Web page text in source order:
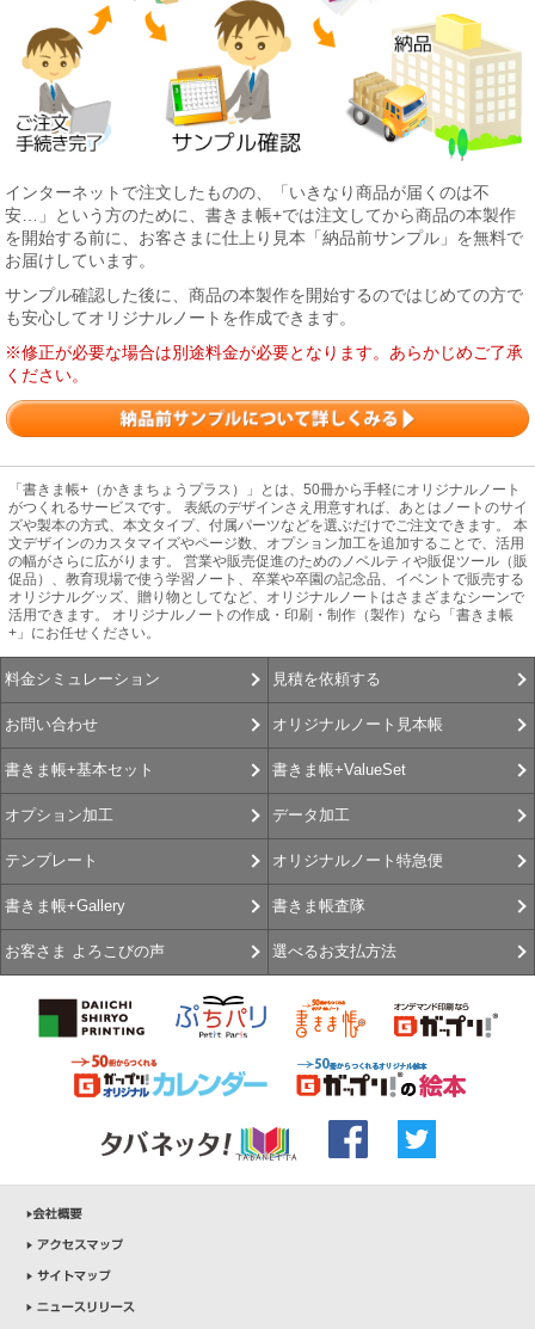
インターネットで注文したものの、「いきなり商品が届くのは不
安…」という方のために、書きま帳+では注文してから商品の本製作
を開始する前に、お客さまに仕上り見本「納品前サンプル」を無料で
お届けしています。
サンプル確認した後に、商品の本製作を開始するのではじめての方で
も安心してオリジナルノートを作成できます。
※修正が必要な場合は別途料金が必要となります。あらかじめご了承
ください。
「書きま帳+（かきまちょうプラス）」とは、50冊から手軽にオリジナルノート
がつくれるサービスです。 表紙のデザインさえ用意すれば、あとはノートのサイ
ズや製本の方式、本文タイプ、付属パーツなどを選ぶだけでご注文できます。 本
文デザインのカスタマイズやページ数、オプション加工を追加することで、活用
の幅がさらに広がります。 営業や販売促進のためのノベルティや販促ツール（販
促品）、教育現場で使う学習ノート、卒業や卒園の記念品、イベントで販売する
オリジナルグッズ、贈り物としてなど、オリジナルノートはさまざまなシーンで
活用できます。 オリジナルノートの作成・印刷・制作（製作）なら「書きま帳
+」にお任せください。
料金シミュレーション 見積を依頼する
お問い合わせ オリジナルノート見本帳
書きま帳+基本セット 書きま帳+ValueSet
オプション加工 データ加工
テンプレート オリジナルノート特急便
書きま帳+Gallery 書きま帳査隊
お客さま よろこびの声 選べるお支払方法